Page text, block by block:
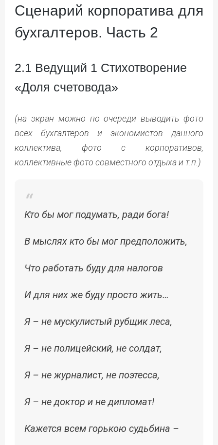
Сценарий корпоратива для
бухгалтеров. Часть 2
2.1 Ведущий 1 Стихотворение
«Доля счетовода»
(на экран можно по очереди выводить фото
всех бухгалтеров и экономистов данного
коллектива, фото с корпоративов,
коллективные фото совместного отдыха и т.п.)
Кто бы мог подумать, ради бога!
В мыслях кто бы мог предположить,
Что работать буду для налогов
И для них же буду просто жить…
Я – не мускулистый рубщик леса,
Я – не полицейский, не солдат,
Я – не журналист, не поэтесса,
Я – не доктор и не дипломат!
Кажется всем горькою судьбина –